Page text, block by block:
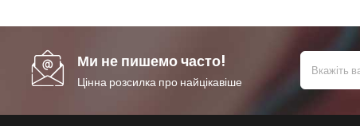
Ми не пишемо часто!
Цінна розсилка про найцікавіше